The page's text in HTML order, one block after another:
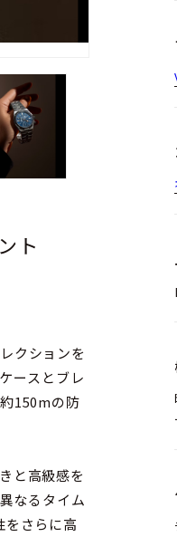
ト
クションを
ースとブレ
150mの防
と高級感を
なるタイム
をさらに高